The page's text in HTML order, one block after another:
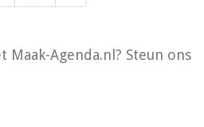
Maak-Agenda.nl? Steun ons